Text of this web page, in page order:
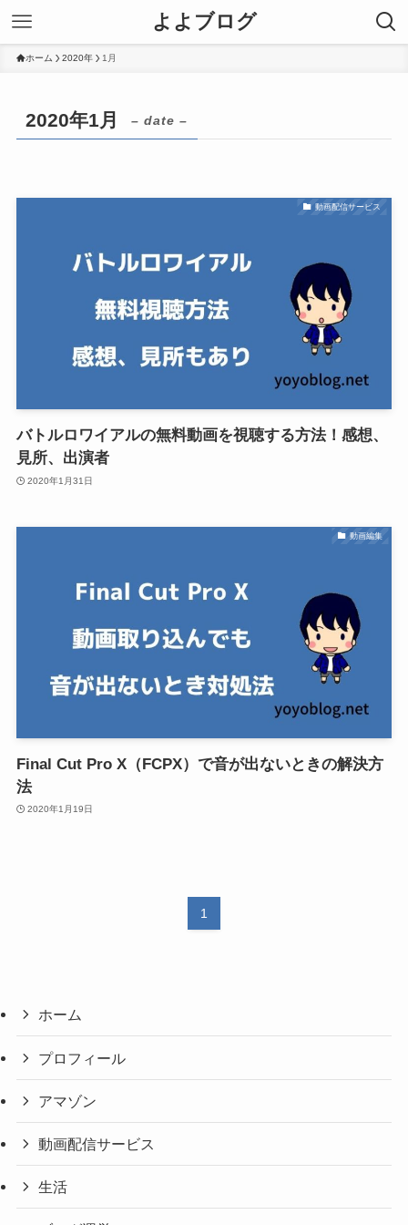
よよブログ
ホーム 2020年 1月
2020年1月 – date –
動画配信サービス
バトルロワイアルの無料動画を視聴する方法！感想、
見所、出演者
2020年1月31日
動画編集
Final Cut Pro X（FCPX）で音が出ないときの解決方
法
2020年1月19日
1
ホーム
プロフィール
アマゾン
動画配信サービス
生活